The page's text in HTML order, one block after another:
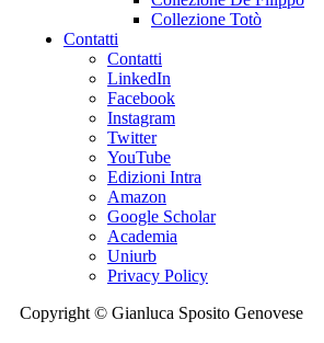
Collezione Totò
Contatti
Contatti
LinkedIn
Facebook
Instagram
Twitter
YouTube
Edizioni Intra
Amazon
Google Scholar
Academia
Uniurb
Privacy Policy
Copyright © Gianluca Sposito Genovese